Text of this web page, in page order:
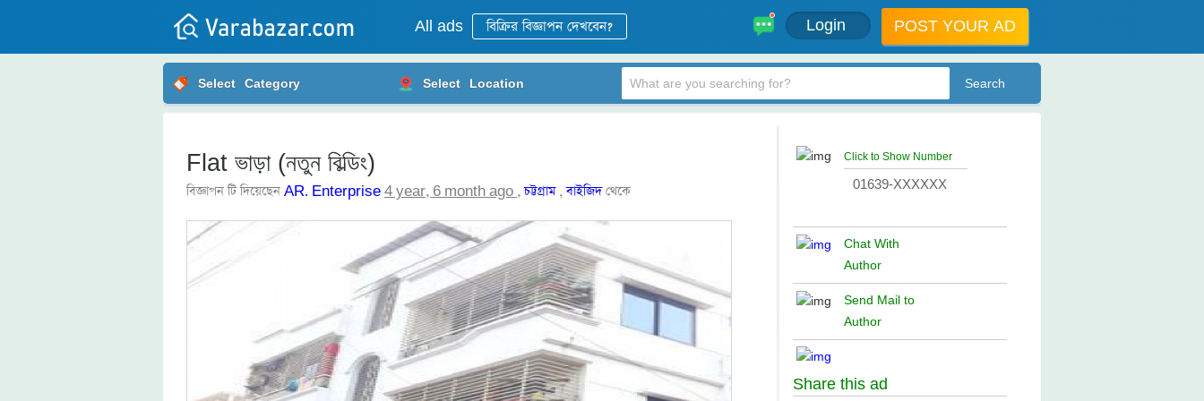
All ads Login POST YOUR AD
Select Category Select Location
Flat ভাড়া (নতুন বিল্ডিং)
বিজ্ঞাপন টি দিয়েছেন AR. Enterprise 4 year, 6 month ago ,চট্টগ্রাম,বাইজিদথেকে
Click to Show Number
01639-XXXXXX
Chat With
Author
Send Mail to
Author
Share this ad